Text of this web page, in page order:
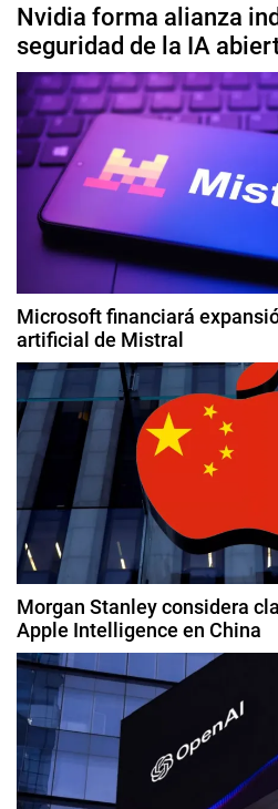
Nvidia forma alianza
seguridad de la IA
Microsoft financiará
artificial de Mistral
Morgan Stanley considera
Apple Intelligence en China